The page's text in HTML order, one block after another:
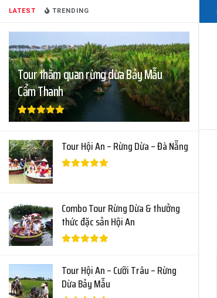
LATEST TRENDING
Tour thăm quan rừng dừa Bảy Mẫu
Cẩm Thanh
Tour Hội An – Rừng Dừa – Đà Nẵng
Combo Tour Rừng Dừa & thưởng
thức đặc sản Hội An
Tour Hội An – Cưỡi Trâu – Rừng
Dừa Bảy Mẫu